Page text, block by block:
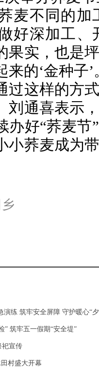
麦不同的
好深加工
果实，也是
来的‘金种子
过这样的方
刘通喜表示
办好“荞麦
小荞麦成为
练 筑牢安全屏障 守护暖心“
” 筑牢五一假期“安全堤”
祀宣传
村盛大开幕